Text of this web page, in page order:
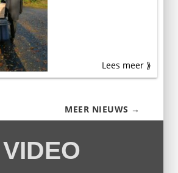
Lees meer ⟫
MEER NIEUWS →
VIDEO